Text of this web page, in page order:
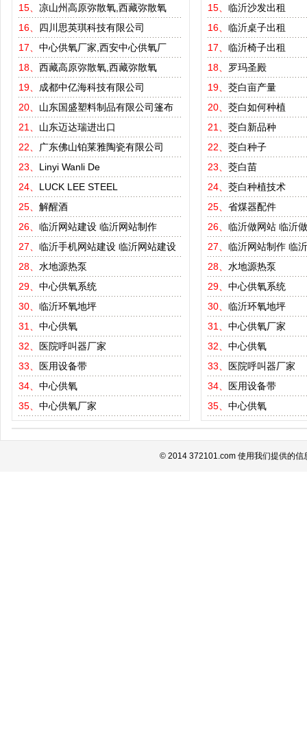
15、 凉山州高原弥散氧,西藏弥散氧
16、 四川思英琪科技有限公司
17、 中心供氧厂家,西安中心供氧厂
18、 西藏高原弥散氧,西藏弥散氧
19、 成都中亿海科技有限公司
20、 山东国盛塑料制品有限公司篷布
21、 山东迈达瑞进出口
22、
广东佛山铂莱雅陶瓷有限公司
23、 Linyi Wanli De
24、 LUCK LEE STEEL
25、 解醒酒
26、 临沂网站建设 临沂网站制作
27、 临沂手机网站建设 临沂网站建设
28、 水地源热泵
29、 中心供氧系统
30、 临沂环氧地坪
31、 中心供氧
32、
医院呼叫器厂家
33、
医用设备带
34、 中心供氧
35、 中心供氧厂家
15、 临沂沙发出租
16、 临沂桌子出租
17、 临沂椅子出租
18、 罗玛圣殿
19、 茭白亩产量
20、 茭白如何种植
21、 茭白新品种
22、 茭白种子
23、 茭白苗
24、 茭白种植技术
25、 省煤器配件
26、 临沂做网站 临沂
27、 临沂网站制作 临
28、 水地源热泵
29、 中心供氧系统
30、 临沂环氧地坪
31、 中心供氧厂家
32、 中心供氧
33、
医院呼叫器厂家
34、
医用设备带
35、 中心供氧
© 2014 372101.com 使用我们提供的信